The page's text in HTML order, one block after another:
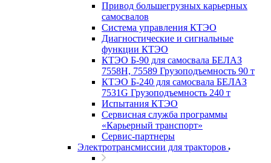
Привод большегрузных карьерных
самосвалов
Система управления КТЭО
Диагностические и сигнальные
функции КТЭО
КТЭО Б-90 для самосвала БЕЛАЗ
7558H, 75589 Грузоподъемность 90 т
КТЭО Б-240 для самосвала БЕЛАЗ
7531G Грузоподъемность 240 т
Испытания КТЭО
Сервисная служба программы
«Карьерный транспорт»
Сервис-партнеры
Электротрансмиссии для тракторов